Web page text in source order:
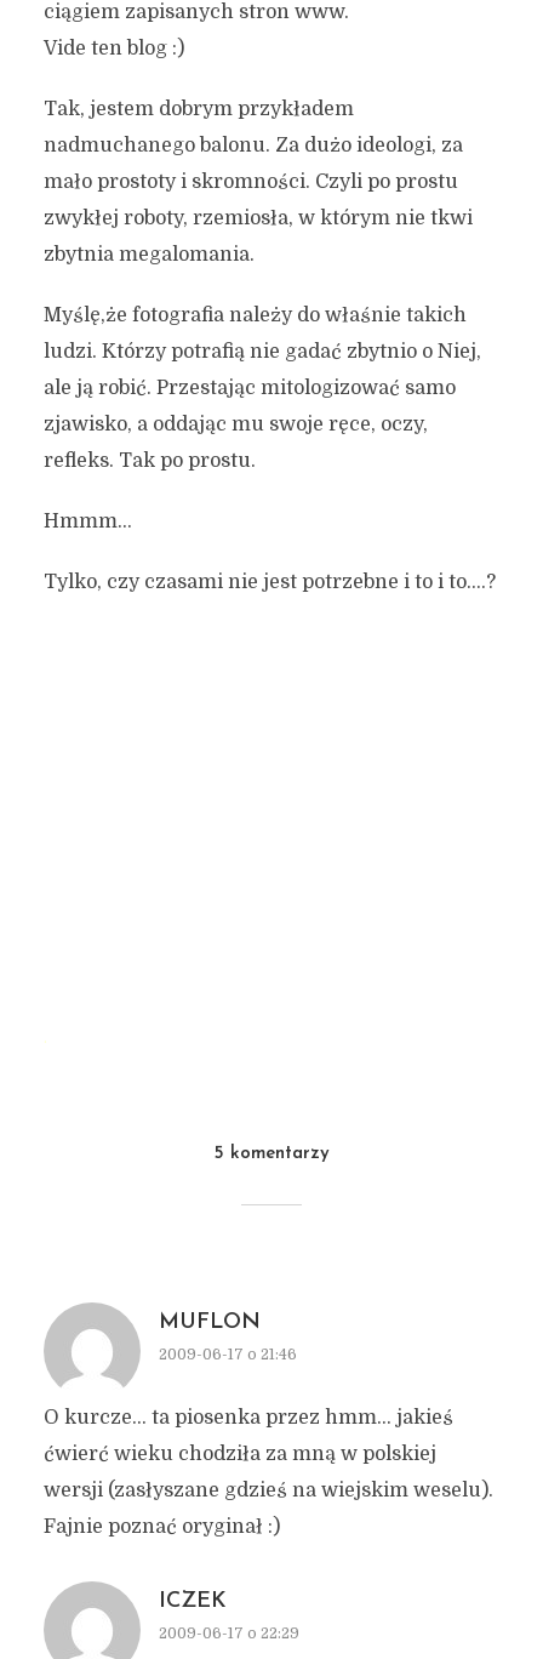
ciągiem zapisanych stron www.
Vide ten blog :)
Tak, jestem dobrym przykładem
nadmuchanego balonu. Za dużo ideologi, za
mało prostoty i skromności. Czyli po prostu
zwykłej roboty, rzemiosła, w którym nie tkwi
zbytnia megalomania.
Myślę,że fotografia należy do właśnie takich
ludzi. Którzy potrafią nie gadać zbytnio o Niej,
ale ją robić. Przestając mitologizować samo
zjawisko, a oddając mu swoje ręce, oczy,
refleks. Tak po prostu.
Hmmm…
Tylko, czy czasami nie jest potrzebne i to i to….?
.
5 komentarzy
MUFLON
2009-06-17 o 21:46
O kurcze… ta piosenka przez hmm… jakieś
ćwierć wieku chodziła za mną w polskiej
wersji (zasłyszane gdzieś na wiejskim weselu).
Fajnie poznać oryginał :)
ICZEK
2009-06-17 o 22:29